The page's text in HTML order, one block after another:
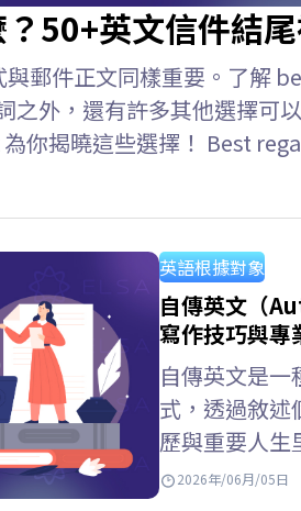
50+英文信件結
郵件正文同樣重要。了解
之外，還有許多其他選擇可
你揭曉這些選擇！ Best
用且用途廣泛的結尾語，可
英語根據對象
自傳英文（
寫作技巧與專
自傳英文是
式，透過敘述
歷與重要人生
人樣貌。熟悉
2026年/06月/05日